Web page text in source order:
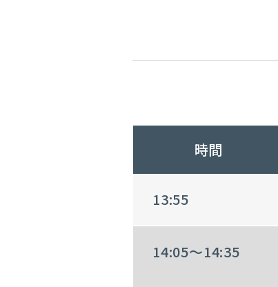
時間
13:55
14:05～14:35